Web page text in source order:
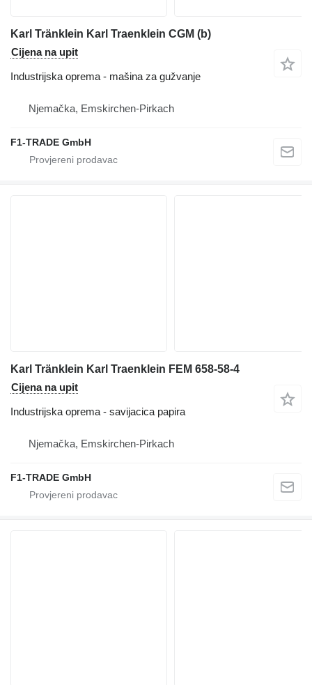
Karl Tränklein Karl Traenklein CGM (b)
Cijena na upit
Industrijska oprema - mašina za gužvanje
Njemačka, Emskirchen-Pirkach
F1-TRADE GmbH
Karl Tränklein Karl Traenklein FEM 658-58-4
Cijena na upit
Industrijska oprema - savijacica papira
Njemačka, Emskirchen-Pirkach
F1-TRADE GmbH